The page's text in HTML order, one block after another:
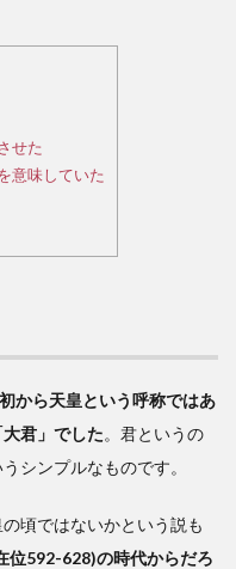
せた
意味していた
から天皇という呼称ではあ
君」でした。君というの
シンプルなものです。
頃ではないかという説も
位592-628)の時代からだろ